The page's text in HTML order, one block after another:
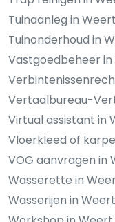
Tuinaanleg in Weert
Tuinonderhoud in
Vastgoedbeheer
Vertaalbureau-
Virtual assistant in
Vloerkleed of
VOG aanvragen in
Wasserette in
Wasserijen in Weert